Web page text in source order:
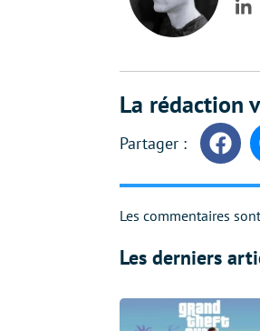
La rédaction
Les commentaires
Les derniers